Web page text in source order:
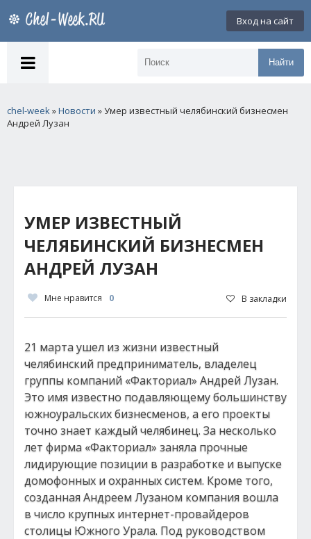
Вход на сайт
Найти
chel-week»Новости » Умер известный челябинский бизнесмен
Андрей Лузан
УМЕР ИЗВЕСТНЫЙ
ЧЕЛЯБИНСКИЙ БИЗНЕСМЕН
АНДРЕЙ ЛУЗАН
Мне нравится 0 В закладки
21 марта ушел из жизни известный
челябинский предприниматель, владелец
группы компаний «Факториал» Андрей Лузан.
Это имя известно подавляющему большинству
южноуральских бизнесменов, а его проекты
точно знает каждый челябинец. За несколько
лет фирма «Факториал» заняла прочные
лидирующие позиции в разработке и выпуске
домофонных и охранных систем. Кроме того,
созданная Андреем Лузаном компания вошла
в число крупных интернет-провайдеров
столицы Южного Урала. Под руководством